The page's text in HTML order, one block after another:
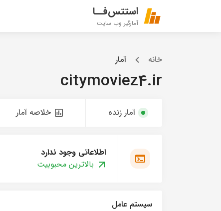
استتس‌فــا
آمارگیر وب سایت
خانه آمار
citymoviez4.ir
آمار زنده خلاصه آمار
اطلاعاتی وجود ندارد
بالاترین محبوبیت
سیستم عامل